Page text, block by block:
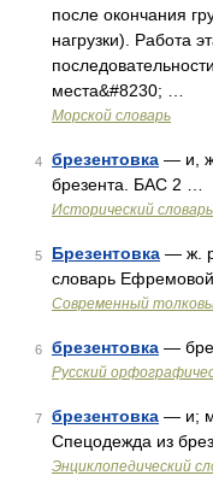
после окончания
нагрузки). Работа
места&#8230; …
Морской словарь
4 брезентовка — и,
брезента. БАС 2 …
Исторический
5 Брезентовка — ж.
словарь
Современный
6 брезентовка —
Русский
7 брезентовка — и;
Спецодежда из
Энциклопедический